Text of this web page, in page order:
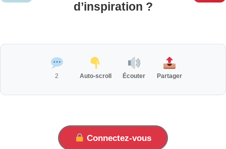
d’inspiration ?
2 Auto-scroll Écouter Partager
Connectez-vous